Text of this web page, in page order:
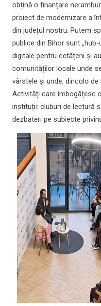
obțină o finanțare
proiect de modernizare a
din județul nostru. Putem
publice din Bihor sunt
digitale pentru cetățeni și
comunităților locale unde
vârstele și unde, dincolo
Activități care îmbogățesc
instituții: cluburi de lectură
dezbateri pe subiecte